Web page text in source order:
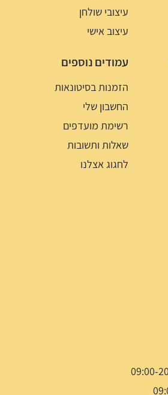
עיצובי שולחן
עיצוב אישי
עמודים נוספים
הזמנות בסיטונאות
החשבון שלי
רשימת מועדפים
שאלות ותשובות
לחגוג אצלנו